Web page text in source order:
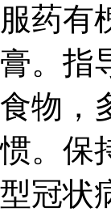
服药有
膏。指
食物，
惯。保
型冠状